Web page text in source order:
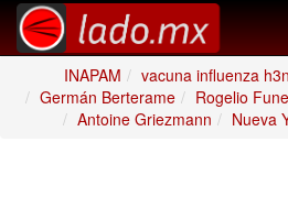
INAPAM
vacuna influenza
Germán Berterame
Rogelio
Antoine Griezmann
Nueva